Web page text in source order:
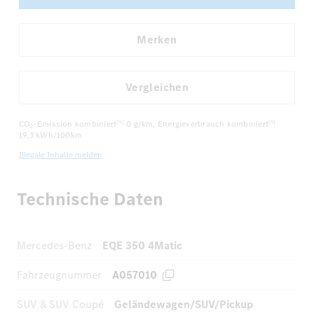
Technische Daten
Mercedes-Benz
EQE 350 4Matic
Fahrzeugnummer
A057010
SUV & SUV Coupé
Geländewagen/SUV/Pickup
Merken
Vergleichen
CO2 -Emission kombiniert [9] 0 g/km, Energieverbrauch kombiniert [9]
19,3 kWh/100km
Illegale Inhalte melden